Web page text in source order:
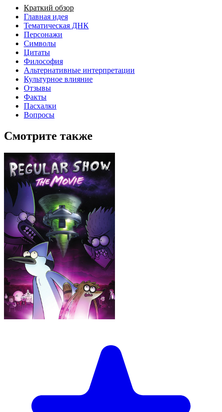
Краткий обзор
Главная идея
Тематическая ДНК
Персонажи
Символы
Цитаты
Философия
Альтернативные интерпретации
Культурное влияние
Отзывы
Факты
Пасхалки
Вопросы
Смотрите также